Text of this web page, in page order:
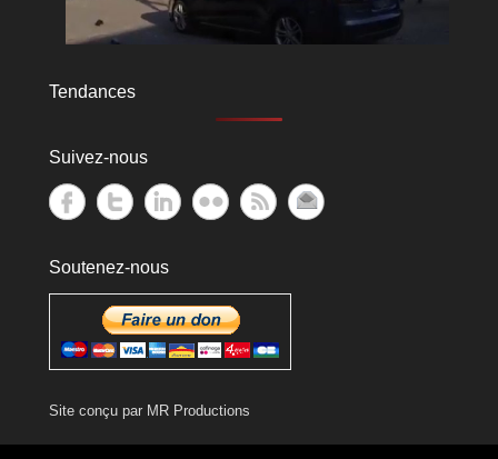
Tendances
Suivez-nous
Soutenez-nous
Site conçu par MR Productions